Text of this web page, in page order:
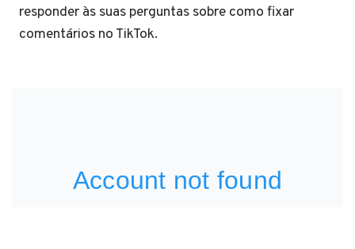
responder às suas perguntas sobre como fixar
comentários no TikTok.